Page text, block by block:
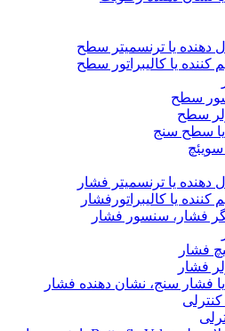
دهنده یا ترنسمیتر سطح
کننده یا کالیبراتور سطح
سطح
سطح
سطح سنج
دهنده یا ترنسمیتر فشار
کننده یا کالیبراتورفشار
فشار، سنسور فشار
فشار
فشار
فشار سنج، نشان دهنده فشار